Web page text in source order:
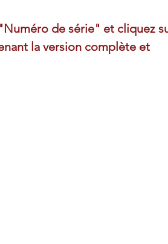
de série" et cliquez
la version complète et